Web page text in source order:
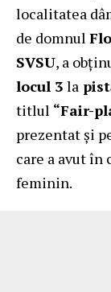
localitatea
de domnul
SVSU, a
locul 3 la
titlul “Fair-
prezentat și
care a avut în
feminin.